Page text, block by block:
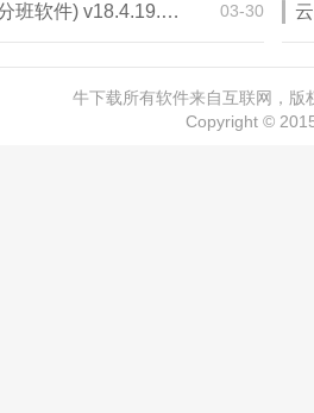
jfb精良分班软件(智能分班软件) v18.4.19.0938 破解版 03-30
牛下载所有软件来自互联网，
Copyright ©